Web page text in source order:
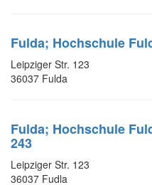
Fulda; Hochschule
Leipziger Str. 123
36037 Fulda
Fulda; Hochschule
243
Leipziger Str. 123
36037 Fudla